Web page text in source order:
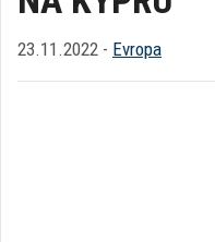
23.11.2022 - Evropa